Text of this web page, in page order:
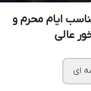
ایام محرم و
عالی
ای